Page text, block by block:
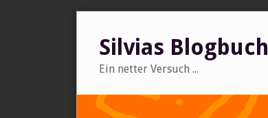
Silvias Blogbuch
Ein netter Versuch ...